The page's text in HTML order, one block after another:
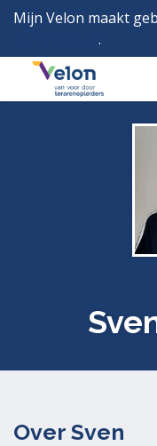
Mijn Velon maakt
.
Menu
Over Sven